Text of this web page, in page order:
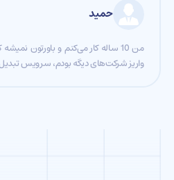
حمید
من 10 ساله کار می‌کنم و باورتون
واریز شرکت‌های دیگه بودم، سرویس